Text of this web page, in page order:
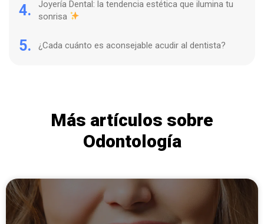
4.
Joyería Dental: la tendencia estética que ilumina tu
sonrisa
5. ¿Cada cuánto es aconsejable acudir al dentista?
Más artículos sobre
Odontología